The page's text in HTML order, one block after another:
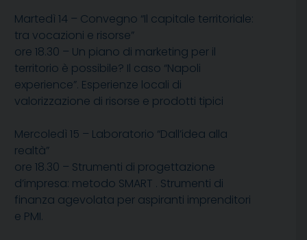
Martedì 14 – Convegno “Il capitale territoriale:
tra vocazioni e risorse”
ore 18.30 – Un piano di marketing per il
territorio è possibile? Il caso “Napoli
experience”. Esperienze locali di
valorizzazione di risorse e prodotti tipici
Mercoledì 15 – Laboratorio “Dall’idea alla
realtà”
ore 18.30 – Strumenti di progettazione
d’impresa: metodo SMART . Strumenti di
finanza agevolata per aspiranti imprenditori
e PMI.